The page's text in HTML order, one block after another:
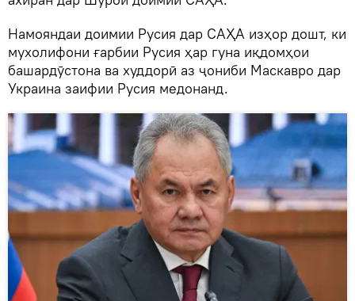
Намояндаи доимии Русия дар САҲА изҳор дошт, ки
мухолифони ғарбии Русия ҳар гуна иқдомҳои
башардӯстона ва худдорӣ аз ҷониби Маскавро дар
Украина заифии Русия медонанд.